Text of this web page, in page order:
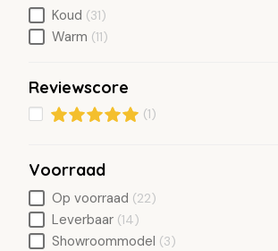
Koud (31)
Warm (11)
Reviewscore
(1)
Voorraad
Op voorraad (22)
Leverbaar (14)
Showroommodel (3)